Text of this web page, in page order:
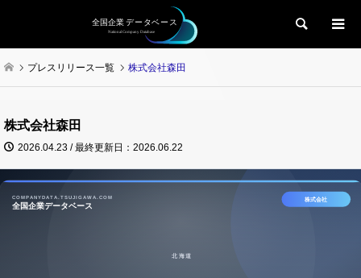
検索
プレスリリース一覧 株式会社森田
株式会社森田
2026.04.23 / 最終更新日：2026.06.22